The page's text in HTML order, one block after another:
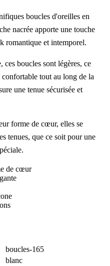
boucles d'oreilles en
nacrée apporte une touche
romantique et intemporel.
ces boucles sont légères, ce
tout au long de la
une tenue sécurisée et
forme de cœur, elles se
tenues, que ce soit pour une
de cœur
boucles-165
blanc